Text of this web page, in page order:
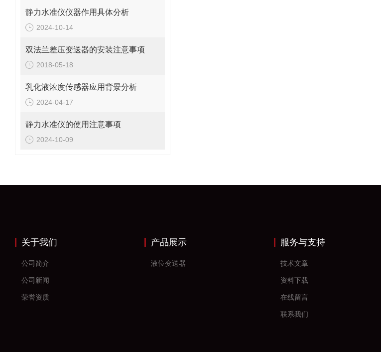
静力水准仪仪器作用具体分析
2024-10-14
双法兰差压变送器的安装注意事项
2018-05-18
乳化液浓度传感器应用背景分析
2024-04-17
静力水准仪的使用注意事项
2024-10-09
关于我们
公司简介
公司新闻
荣誉资质
产品展示
液位变送器
服务与支持
技术文章
资料下载
在线留言
联系我们